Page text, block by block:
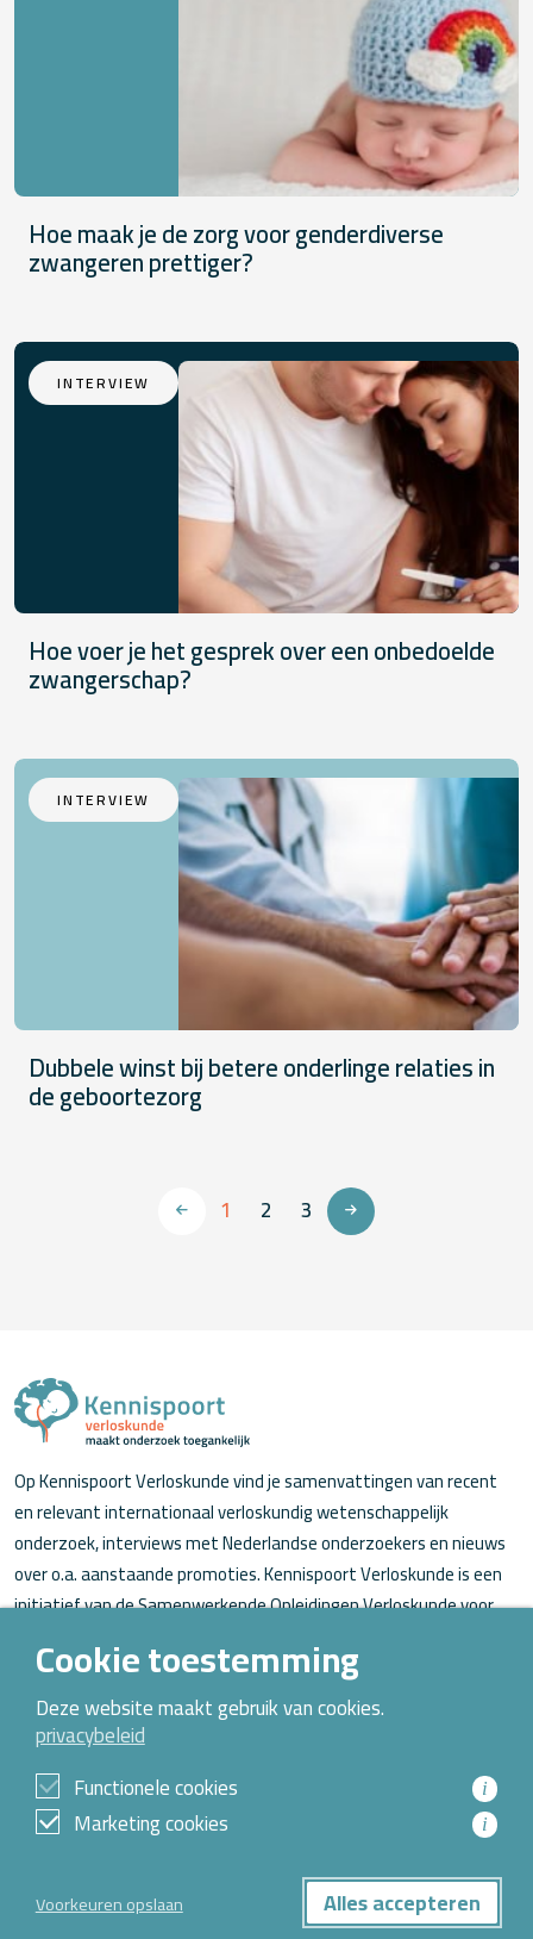
Hoe maak je de zorg voor genderdiverse
zwangeren prettiger?
INTERVIEW
Hoe voer je het gesprek over een onbedoelde
zwangerschap?
INTERVIEW
Dubbele winst bij betere onderlinge relaties in
de geboortezorg
1 2 3
Op Kennispoort Verloskunde vind je samenvattingen van recent
en relevant internationaal verloskundig wetenschappelijk
onderzoek, interviews met Nederlandse onderzoekers en nieuws
over o.a. aanstaande promoties. Kennispoort Verloskunde is een
initiatief van de Samenwerkende Opleidingen Verloskunde voor
Over Kennispoort Verloskunde
Contact
Archief
Privacybeleid
Cookie toestemming
Deze website maakt gebruik van cookies.
privacybeleid
Functionele cookies
i
Marketing cookies i
Voorkeuren opslaan Alles accepteren